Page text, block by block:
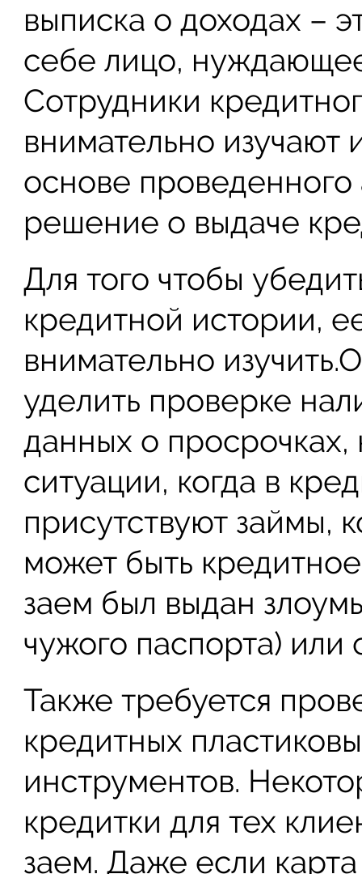
выписка о доходах –
себе лицо,
Сотрудники
внимательно
основе
решение о выдаче
Для того чтобы
кредитной истории,
внимательно
уделить проверке
данных о просрочках,
ситуации, когда в
присутствуют займы,
может быть
заем был выдан
чужого паспорта) или
Также требуется
кредитных
инструментов.
кредитки для тех
заем. Даже если